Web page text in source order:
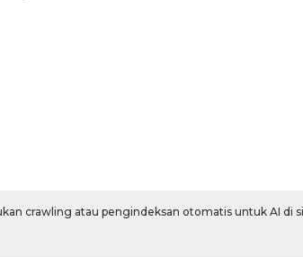
crawling atau pengindeksan otomatis untuk AI di